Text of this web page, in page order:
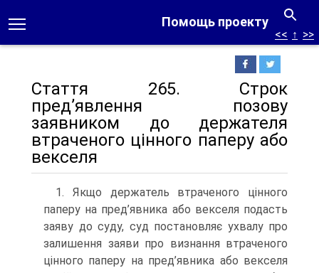
Помощь проекту
<< ↑ >>
Стаття 265. Строк
пред’явлення позову
заявником до держателя
втраченого цінного паперу або
векселя
1. Якщо держатель втраченого цінного
паперу на пред’явника або векселя подасть
заяву до суду, суд постановляє ухвалу про
залишення заяви про визнання втраченого
цінного паперу на пред’явника або векселя